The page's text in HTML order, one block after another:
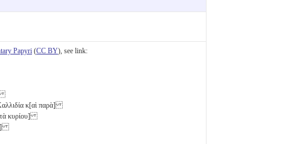
Papyri (CC BY), see link:
κ[αὶ παρὰ]
κυρίου]